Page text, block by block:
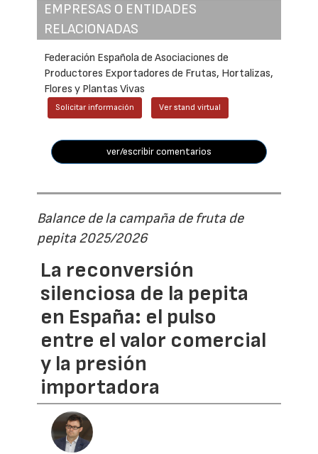
EMPRESAS O ENTIDADES
RELACIONADAS
Federación Española de Asociaciones de
Productores Exportadores de Frutas, Hortalizas,
Flores y Plantas Vivas
Solicitar información Ver stand virtual
ver/escribir comentarios
Balance de la campaña de fruta de
pepita 2025/2026
La reconversión
silenciosa de la pepita
en España: el pulso
entre el valor comercial
y la presión
importadora